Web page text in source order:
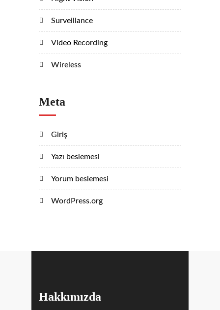
Surveillance
Video Recording
Wireless
Meta
Giriş
Yazı beslemesi
Yorum beslemesi
WordPress.org
Hakkımızda